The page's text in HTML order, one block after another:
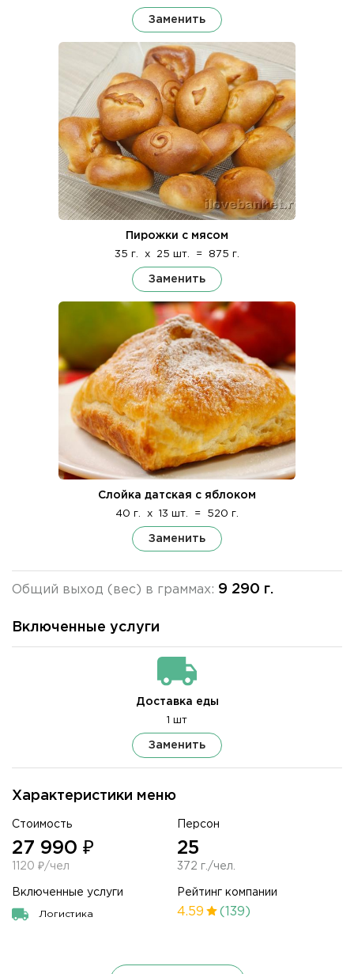
Характеристики меню
Стоимость
27 990 ₽
1120 ₽/чел
Персон
25
372 г./чел.
Включенные услуги
Логистика
Рейтинг компании
4.59 (139)
Заменить
Пирожки с мясом
35 г. x 25 шт. = 875 г.
Заменить
Слойка датская с яблоком
40 г. x 13 шт. = 520 г.
Заменить
Общий выход (вес) в граммах: 9 290 г.
Включенные услуги
Доставка еды
1 шт
Заменить